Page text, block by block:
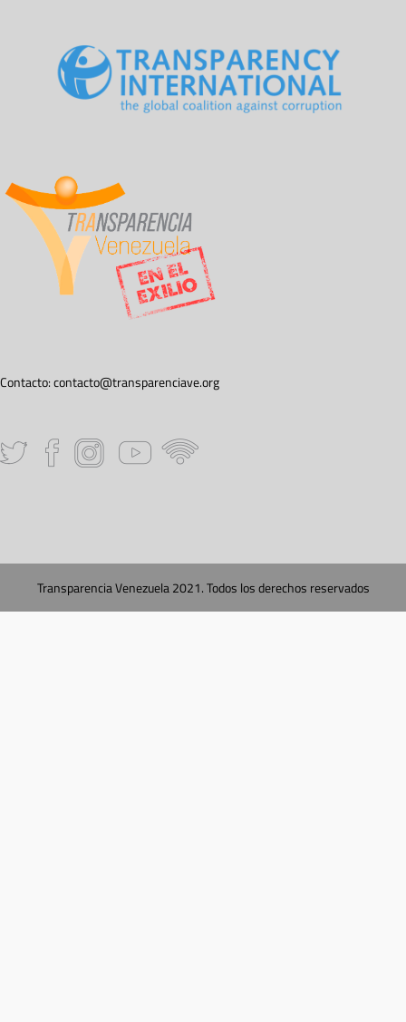
Contacto:contacto@transparenciave.org
Transparencia Venezuela 2021. Todos los derechos reservados